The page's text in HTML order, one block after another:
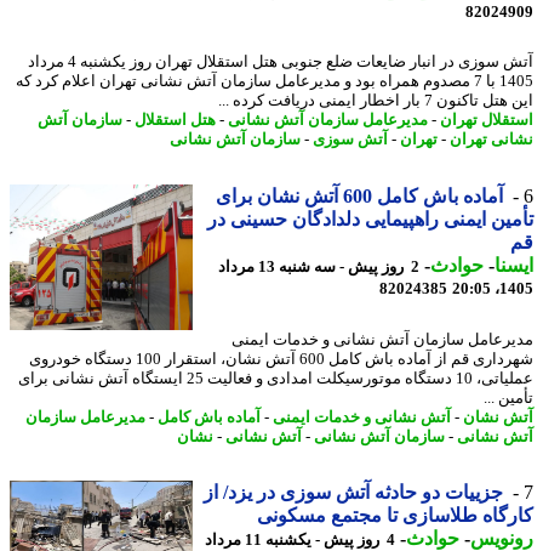
آتش سوزی در انبار ضایعات ضلع جنوبی هتل استقلال تهران روز یکشنبه 4 مرداد
1405 با 7 مصدوم همراه بود و مدیرعامل سازمان آتش نشانی تهران اعلام کرد که
7 بار اخطار ایمنی دریافت کرده ...
تهران- مدیرعامل سازمان آتش نشانی-هتل استقلال-سازمان آتش
تهران- تهران- آتش سوزی- سازمان آتش نشانی
آماده باش کامل 600 آتش نشان برای
ایمنی راهپیمایی دلدادگان حسینی در
-حوادث -
2 روز پیش - سه شنبه 13 مرداد
82024385
سازمان آتش نشانی و خدمات ایمنی
شهرداری قم از آماده باش کامل 600 آتش نشان، استقرار 100 دستگاه خودروی
عملیاتی، 10 دستگاه موتورسیکلت امدادی و فعالیت 25 ایستگاه آتش نشانی برای
...
نشان-آتش نشانی و خدمات ایمنی-آماده باش کامل-مدیرعامل سازمان
نشانی-سازمان آتش نشانی-آتش نشانی-نشان
جزییات دو حادثه آتش سوزی در یزد/ از
طلاسازی تا مجتمع مسکونی
-حوادث -
4 روز پیش - یکشنبه 11 مرداد